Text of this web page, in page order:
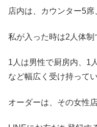
店内は、カウンター5席
私が入った時は2人体制
1人は男性で厨房内、1
など幅広く受け持ってい
オーダーは、その女性